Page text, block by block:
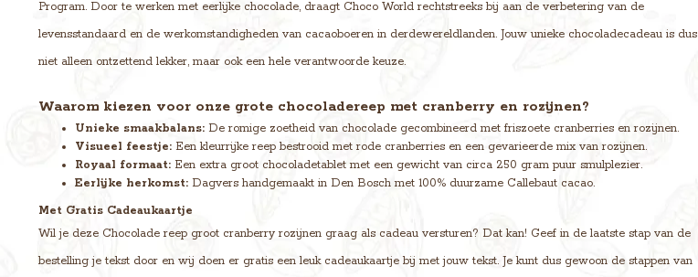
Program. Door te werken met eerlijke chocolade, draagt Choco World rechtstreeks bij aan de verbetering van de
levensstandaard en de werkomstandigheden van cacaoboeren in derdewereldlanden. Jouw unieke chocoladecadeau is dus
niet alleen ontzettend lekker, maar ook een hele verantwoorde keuze.
Waarom kiezen voor onze grote chocoladereep met cranberry en rozijnen?
Unieke smaakbalans: De romige zoetheid van chocolade gecombineerd met friszoete cranberries en rozijnen.
Visueel feestje: Een kleurrijke reep bestrooid met rode cranberries en een gevarieerde mix van rozijnen.
Royaal formaat: Een extra groot chocoladetablet met een gewicht van circa 250 gram puur smulplezier.
Eerlijke herkomst: Dagvers handgemaakt in Den Bosch met 100% duurzame Callebaut cacao.
Met Gratis Cadeaukaartje
Wil je deze Chocolade reep groot cranberry rozijnen graag als cadeau versturen? Dat kan! Geef in de laatste stap van de
bestelling je tekst door en wij doen er gratis een leuk cadeaukaartje bij met jouw tekst. Je kunt dus gewoon de stappen van